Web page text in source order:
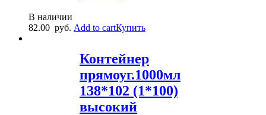
В наличии
82.00 руб. Add to cartКупить
Контейнер
прямоуг.1000мл
138*102 (1*100)
высокий